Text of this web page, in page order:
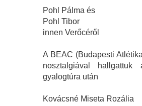
Pohl Pálma és
Pohl Tibor
innen Verőcéről
A BEAC (Budapesti
nosztalgiával
gyalogtúra után
Kovácsné Miseta Rozália